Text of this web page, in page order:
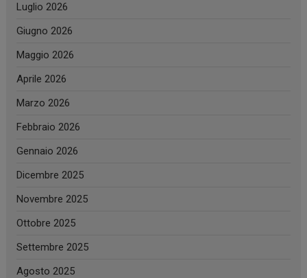
Luglio 2026
Giugno 2026
Maggio 2026
Aprile 2026
Marzo 2026
Febbraio 2026
Gennaio 2026
Dicembre 2025
Novembre 2025
Ottobre 2025
Settembre 2025
Agosto 2025